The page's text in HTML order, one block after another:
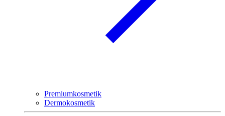
Premiumkosmetik
Dermokosmetik